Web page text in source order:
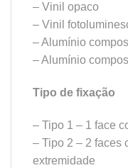
– Vinil opaco
– Vinil
– Alumínio
– Alumínio
Tipo de fixação
– Tipo 1 – 1 face
– Tipo 2 – 2 faces
extremidade